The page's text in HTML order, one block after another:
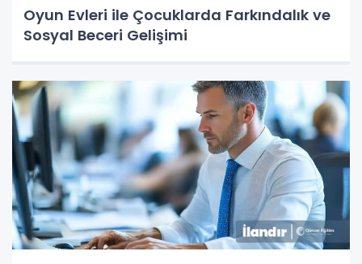
Oyun Evleri ile Çocuklarda Farkındalık ve
Sosyal Beceri Gelişimi